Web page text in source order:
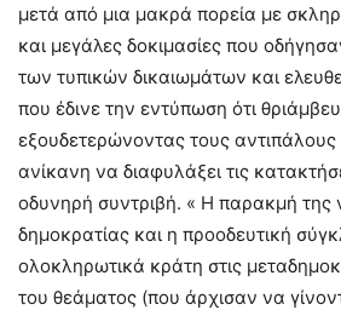
μετά από μια μακρά πορεία με
και μεγάλες δοκιμασίες που
των τυπικών δικαιωμάτων και
που έδινε την εντύπωση ότι
εξουδετερώνοντας τους αντιπάλους
ανίκανη να διαφυλάξει τις
οδυνηρή συντριβή. « Η παρακμή της
δημοκρατίας και η προοδευτική
ολοκληρωτικά κράτη στις
του θεάματος (που άρχισαν να